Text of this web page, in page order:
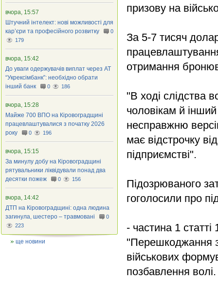
призову на
За 5-7 тисяч
отримання
"В ході слідства
чоловікам й
несправжню
має відстрочку
підприємстві".
Підозрюваного
гоголосили про
- частина 1
"Перешкоджання
військових
позбавлення волі.
вчора, 15:57
Штучний інтелект: нові можливості для
кар’єри та професійного розвитку
0
179
вчора, 15:42
До уваги одержувачів виплат через АТ
“Укрексімбанк”: необхідно обрати
інший банк
0 186
вчора, 15:28
Майже 700 ВПО на Кіровоградщині
працевлаштувалися з початку 2026
року
0 196
вчора, 15:15
За минулу добу на Кіровоградщині
рятувальники ліквідували понад два
десятки пожеж
0 156
вчора, 14:42
ДТП на Кіровоградщині: одна людина
загинула, шестеро – травмовані
0
223
ще новини